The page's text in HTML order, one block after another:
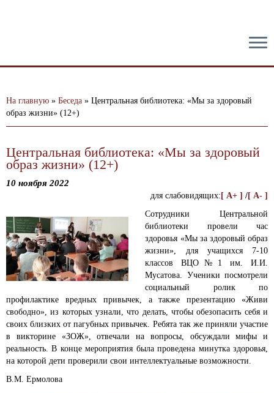
На главную » Беседа » Центральная библиотека: «Мы за здоровый
образ жизни» (12+)
Центральная библиотека: «Мы за здоровый
образ жизни» (12+)
10 ноября 2022
для слабовидящих: [ A+ ] /[ A- ]
Сотрудники Центральной
библиотеки провели час
здоровья «Мы за здоровый образ
жизни», для учащихся 7-10
классов ВЦО№1 им. И.И.
Мусатова. Ученики посмотрели
социальный ролик по
профилактике вредных привычек, а также презентацию «Живи
свободно», из которых узнали, что делать, чтобы обезопасить себя и
своих близких от пагубных привычек. Ребята так же приняли участие
в викторине «ЗОЖ», отвечали на вопросы, обсуждали мифы и
реальность. В конце мероприятия была проведена минутка здоровья,
на которой дети проверили свои интеллектуальные возможности.
В.М. Ермолова